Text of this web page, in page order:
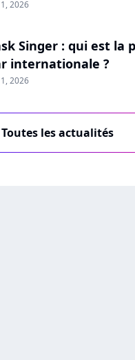
2026
Singer : qui est la
internationale ?
2026
Toutes les actualités